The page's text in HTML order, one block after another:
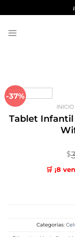
al
-37%
INICIO
Tablet Infantil
$
🛒 ¡8
Categorías: